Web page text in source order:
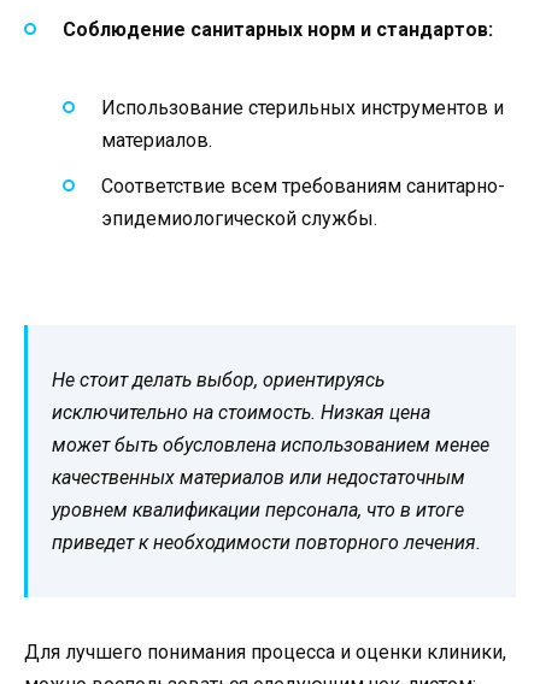
Соблюдение санитарных норм и стандартов:
Использование стерильных инструментов и
материалов.
Соответствие всем требованиям санитарно-
эпидемиологической службы.
Не стоит делать выбор, ориентируясь
исключительно на стоимость. Низкая цена
может быть обусловлена использованием менее
качественных материалов или недостаточным
уровнем квалификации персонала, что в итоге
приведет к необходимости повторного лечения.
Для лучшего понимания процесса и оценки клиники,